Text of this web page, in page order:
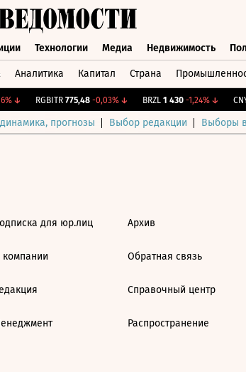
Технологии Медиа Недвижимость
Аналитика Капитал Страна
↓ RGBITR 775,48 -0,03%↓ BRZL 1 430 -1,24%↓
прогнозы Выбор редакции Выборы
для юр.лиц Архив
Обратная связь
Справочный центр
Распространение